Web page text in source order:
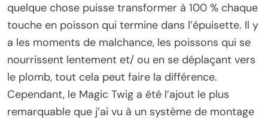
quelque chose puisse transformer à 100 % chaque
touche en poisson qui termine dans l’épuisette. Il y
a les moments de malchance, les poissons qui se
nourrissent lentement et/ ou en se déplaçant vers
le plomb, tout cela peut faire la différence.
Cependant, le Magic Twig a été l’ajout le plus
remarquable que j’ai vu à un système de montage